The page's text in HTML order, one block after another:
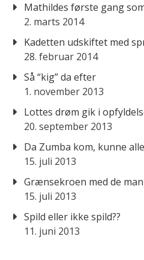
Mathildes første gang
2. marts 2014
Kadetten udskiftet med
28. februar 2014
Så “kig” da efter
1. november 2013
Lottes drøm gik i
20. september 2013
Da Zumba kom, kunne
15. juli 2013
Grænsekroen med de
15. juli 2013
Spild eller ikke spild??
11. juni 2013